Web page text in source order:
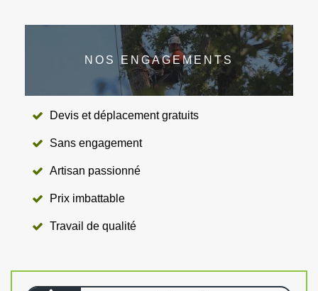
NOS ENGAGEMENTS
Devis et déplacement gratuits
Sans engagement
Artisan passionné
Prix imbattable
Travail de qualité